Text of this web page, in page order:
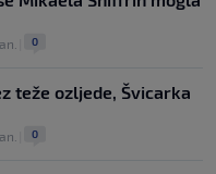
0
teže ozljede, Švicarka
0